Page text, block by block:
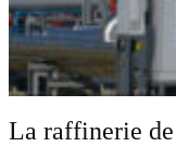
La raffinerie de